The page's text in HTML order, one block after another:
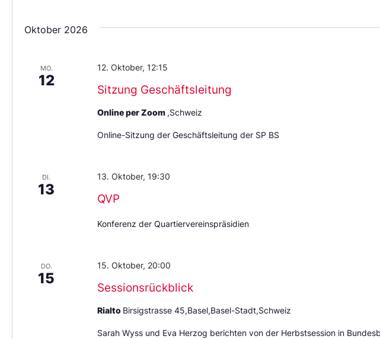
Oktober 2026
MO.
12
Sitzung Geschäftsleitung
12. Oktober, 12:15
Online per Zoom ,Schweiz
Online-Sitzung der Geschäftsleitung der SP BS
DI.
13
QVP
13. Oktober, 19:30
Konferenz der Quartiervereinspräsidien
DO.
15
Sessionsrückblick
15. Oktober, 20:00
Rialto Birsigstrasse 45,Basel,Basel-Stadt,Schweiz
Sarah Wyss und Eva Herzog berichten von der Herbstsession in